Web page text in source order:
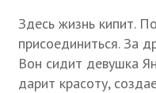
Здесь жизнь кипит.
присоединиться. За
Вон сидит девушка
дарит красоту,